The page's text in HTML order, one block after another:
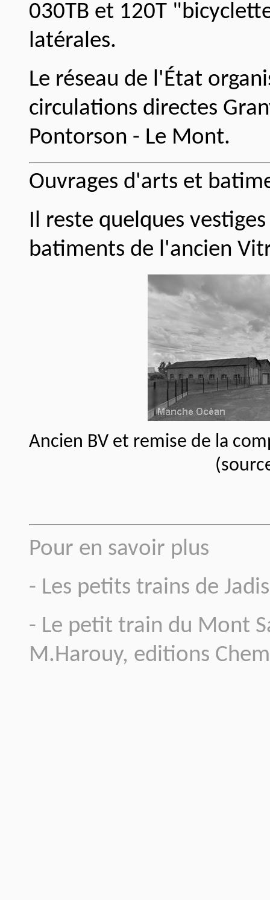
030TB et 120T
latérales.
Le réseau de l'État
circulations directes
Pontorson - Le Mont.
Ouvrages d'arts et
Il reste quelques
batiments de l'ancien
Ancien BV et remise de la
Pour en savoir plus
- Les petits trains de
- Le petit train du Mont
M.Harouy, editions